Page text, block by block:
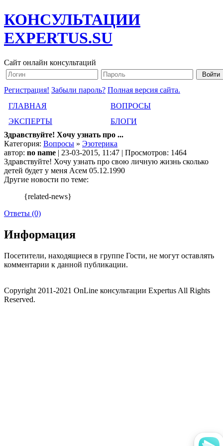
КОНСУЛЬТАЦИИ
EXPERTUS.SU
Сайт онлайн консультаций
Регистрация! Забыли пароль? Полная версия сайта.
ГЛАВНАЯ
ВОПРОСЫ
ЭКСПЕРТЫ
БЛОГИ
Здравствуйте! Хочу узнать про ...
Категория: Вопросы » Эзотерика
автор: no name | 23-03-2015, 11:47 | Просмотров: 1464
Здравствуйте! Хочу узнать про свою личную жизнь сколько
детей будет у меня Асем 05.12.1990
Другие новости по теме:
{related-news}
Ответы (0)
Информация
Посетители, находящиеся в группе Гости, не могут оставлять
комментарии к данной публикации.
Copyright 2011-2021 OnLine консультации Expertus All Rights
Reserved.